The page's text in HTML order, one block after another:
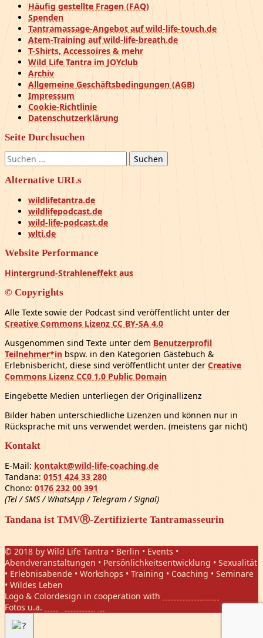
Häufig gestellte Fragen (FAQ)
Spenden
Tantramassage-Angebot auf wild-life-touch.de
Atem-Training auf wild-life-breath.de
T-Shirts, Accessoires & mehr
Wild Life Tantra im JOYclub
Archiv
Allgemeine Geschäftsbedingungen (AGB)
Impressum
Cookie-Richtlinie
Datenschutzerklärung
Seite Durchsuchen
Suchen
nach:
Alternative URLs
wildlifetantra.de
wildlifepodcast.de
wild-life-podcast.de
wlti.de
Website Performance
Hintergrund-Strahleneffekt aus
© Copyrights
Alle Texte sowie der Podcast sind veröffentlicht unter der
Creative Commons Lizenz CC BY-SA 4.0
Ausgenommen sind Texte unter dem Benutzerprofil
Teilnehmer*in bspw. in den Kategorien Gästebuch &
Erlebnisbericht, diese sind veröffentlicht unter der Creative
Commons Lizenz CC0 1.0 Public Domain
Eingebette Medien unterliegen der Originallizenz
Bilder haben unterschiedliche Lizenzen und können nur in
Rücksprache mit uns verwendet werden. (meistens gar nicht)
Kontakt
E-Mail: kontakt@wild-life-coaching.de
Tandana: 0151 424 33 280
Chono: 0176 232 00 391
(Tel / SMS / WhatsApp / Telegram / Signal)
Tandana ist TMVⓇ-Zertifizierte Tantramasseurin
© 2018 by Wild Life Tantra • Berlin • Events •
Abendveranstaltungen • Persönlichkeitsentwicklung • Sexualität
• Erlebnisabende • Workshops • Training • Coaching • Seminare
• Wildes Leben
Logo & Colordesign in cooperation with
Fotos u.a.